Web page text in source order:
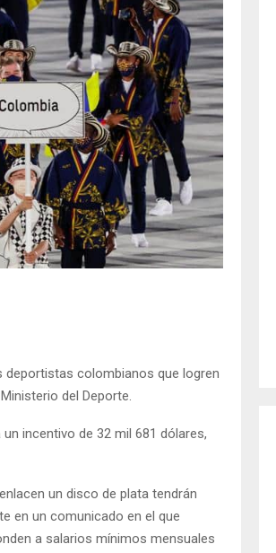
deportistas colombianos que logren
del Deporte.
incentivo de 32 mil 681 dólares,
un disco de plata tendrán
en un comunicado en el que
a salarios mínimos mensuales